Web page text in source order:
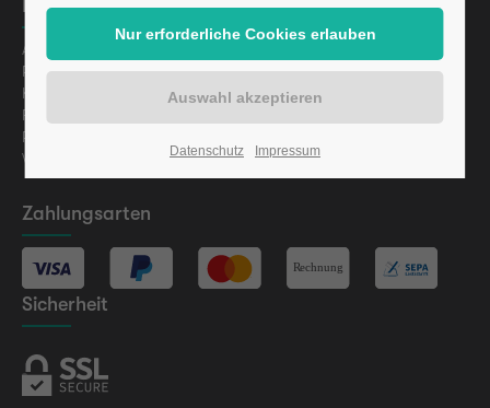
Informationen
Aktuelles
Presse
Karriere
Finanzierung
Regulatorische Informationen
Vermögensanlagen-Informationsblatt (VIB) gem. §§ 2a
Zahlungsarten
Sicherheit
Datenschutz Impressum